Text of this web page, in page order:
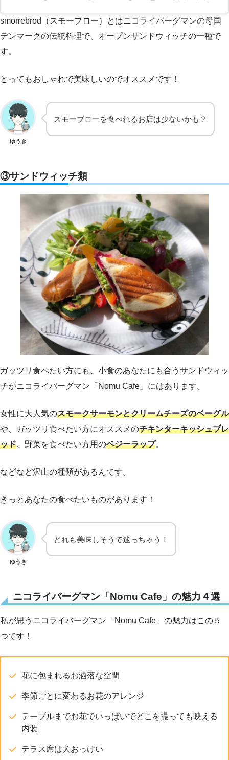
smorrebrod（スモーブロー）とはニコライバーグマンの母国
デンマークの伝統料理で、オープンサンドウィッチの一種で
す。
とってもおしゃれで美味しいのでオススメです！
ゆうき
スモーブローを食べれるお店は少ないかも？
③サンドウィッチ類
ガッツリ食べたい方にも、小食のあなたにも合うサンドウィッ
チがニコライバーグマン「Nomu Cafe」にはあります。
女性に大人気のスモークサーモンとクリームチーズのベーグル
や、ガッツリ食べたい方にオススメのチキンターキッシュブレ
ッド 、野菜を食べたい方用のベジーラップ。
などなど沢山の種類があるんです。
きっとあなたの食べたいものがあります！
ゆうき
どれも美味しそうで迷っちゃう！
ニコライバーグマン「Nomu Cafe」の魅力４選
私が思うニコライバーグマン「Nomu Cafe」の魅力はこの５
つです！
花に包まれるお洒落な空間
季節ごとに変わるお花のアレンジ
テーブルまでお花でいっぱいでどこを撮っても映える
内装
テラス席は犬おっけい